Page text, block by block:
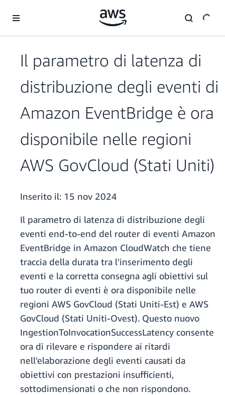
Il parametro di latenza di
distribuzione degli eventi di
Amazon EventBridge è ora
disponibile nelle regioni
AWS GovCloud (Stati Uniti)
Inserito il: 15 nov 2024
Il parametro di latenza di distribuzione degli
eventi end-to-end del router di eventi Amazon
EventBridge in Amazon CloudWatch che tiene
traccia della durata tra l'inserimento degli
eventi e la corretta consegna agli obiettivi sul
tuo router di eventi è ora disponibile nelle
regioni AWS GovCloud (Stati Uniti-Est) e AWS
GovCloud (Stati Uniti-Ovest). Questo nuovo
IngestionToInvocationSuccessLatency consente
ora di rilevare e rispondere ai ritardi
nell'elaborazione degli eventi causati da
obiettivi con prestazioni insufficienti,
sottodimensionati o che non rispondono.